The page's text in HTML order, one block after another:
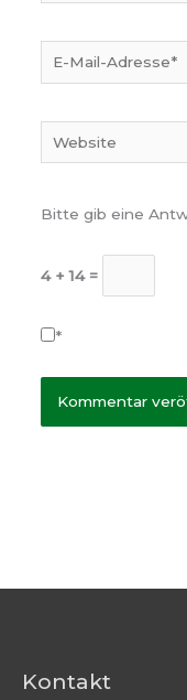
Mail-
Website
Bitte gib eine
4 + 14 =
*
Kontakt